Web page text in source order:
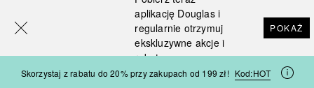
aplikację Douglas i
regularnie otrzymuj
ekskluzywne akcje i
rabaty
POKAŻ
Skorzystaj z rabatu do 20% przy zakupach od 199 zł! Kod:HOT
[navigation.slideout.screenreader]